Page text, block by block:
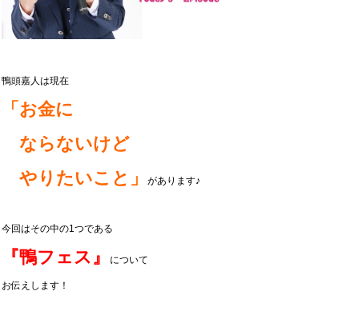
鴨頭嘉人は現在
「お金に
ならないけど
やりたいこと」
があります♪
今回はその中の1つである
『鴨フェス』 について
お伝えします！